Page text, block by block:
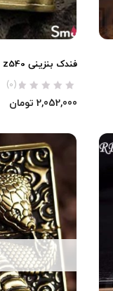
فندک بنزینی ZORRO z540 (اتوماتیک) اورجینال
(0)
2,052,000 تومان